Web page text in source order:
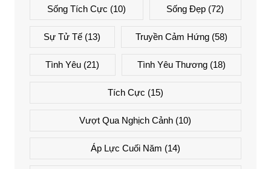
Sống Tích Cực (10) Sống Đẹp (72)
Sự Tử Tế (13) Truyền Cảm Hứng(58)
Tình Yêu (21) Tình Yêu Thương(18)
Tích Cực (15)
Vượt Qua Nghịch Cảnh (10)
Áp Lực Cuối Năm (14)